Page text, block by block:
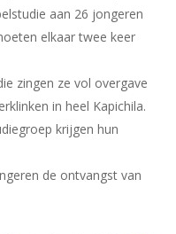
aan 26 jongeren
elkaar twee keer
zingen ze vol overgave
in heel Kapichila.
krijgen hun
de ontvangst van